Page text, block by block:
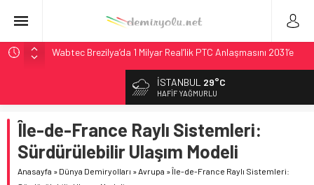
Wabtec Brezilya’da 1 Milyar Real’lik PTC Anlaşmasını 2031’e
ABD’de CREATE Programı 72,4 Milyon Dolarlık Alt Geçidi
Ukrayna’da Yolcu Trenine İHA Saldırısı: Zamanında Tahliye
Faciayı Önledi
DB Modernizasyon Programı: 70. İstasyona Ulaşıldı
Utah’ta 31 Milyon Dolarlık Proje Trafik Çilesini Bitiriyor
İSTANBUL 29°C
HAFIF YAĞMURLU
Île-de-France Raylı Sistemleri:
Sürdürülebilir Ulaşım Modeli
Anasayfa » Dünya Demiryolları »Avrupa »Île-de-France Raylı Sistemleri: